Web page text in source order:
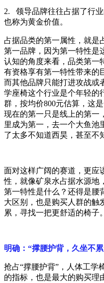
2. 领导品牌往往占据了行
也称为黄金价值。
占据品类的第一属性，就是
第一品牌，因为第一特性是
认知的角度来看，品类第一
有资格享有第一特性带来的
而其他品牌只能打进攻战或
学座椅这个行业是个年轻的
群，按均价800元估算，这
现在的第一只是线上的第一
里成为第一，去一个大鱼池
了太多不知道西昊，甚至不
面对这样广阔的赛道，更应
性，就像矿泉水占据水源地
第一特性是什么？还得是腰
大区别，也是购买人群的触
累，寻找一把更舒适的椅子。
明确：“撑腰护背，久坐不
抢占“撑腰护背”，人体工学
的指标，也是最大的购买理